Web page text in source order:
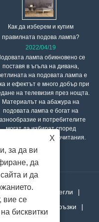
Как да изберем и купим
правилната подова лампа?
2022/04/19
лампа обикновено се
поставя в ъгъла на дивана,
на подовата лампа е
и ефектът е много добър при
на телевизия през нощта.
Материалът на абажура на
подовата лампа е богат на
и потребителите
могат да избират според
си предпочитания.
Новини
Изтегли
се с нас
Връзки
X
за да ви
да
и да
вие се
бисквитки